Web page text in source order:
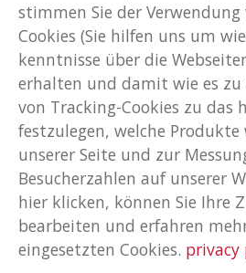
KONTAKTE
Unsere Adresse
Via T. Claudio 41 Cles (TN)
Telefon
+39 0463 600024
E-Mail
info@rent-all.it
stimmen Sie der
Cookies (Sie hilfen uns um
kenntnisse über die
erhalten und damit wie es zu
von Tracking-Cookies zu das
festzulegen, welche
unserer Seite und zur
Besucherzahlen auf unserer
hier klicken, können Sie Ihre
bearbeiten und erfahren
eingesetzten Cookies. privacy